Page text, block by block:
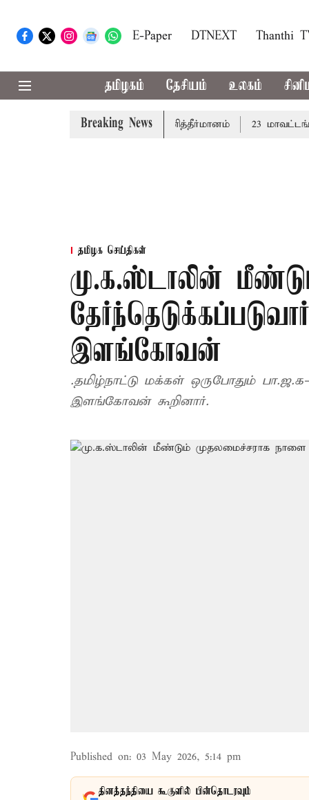
E-Paper DTNEXT Thanthi
தமிழகம் தேசியம் உலகம்
Breaking News
சட்டமன்றத்தில் நாளை தனித்தீர்மானம் 23
தமிழக செய்திகள்
மு.க.ஸ்டாலின்
இளங்கோவன்
.தமிழ்நாட்டு மக்கள் ஒருபோதும்
இளங்கோவன் கூறினார்.
Published on: 03 May 2026, 5:14 pm
தினத்தந்தியை கூகுளில் பின்தொடரவும்